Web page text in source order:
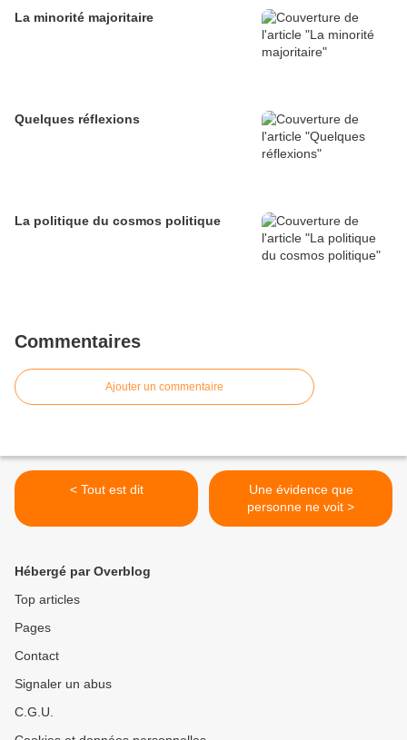
La minorité majoritaire
Quelques réflexions
La politique du cosmos politique
Commentaires
Ajouter un commentaire
< Tout est dit
Une évidence que
personne ne voit >
Hébergé par Overblog
Top articles
Pages
Contact
Signaler un abus
C.G.U.